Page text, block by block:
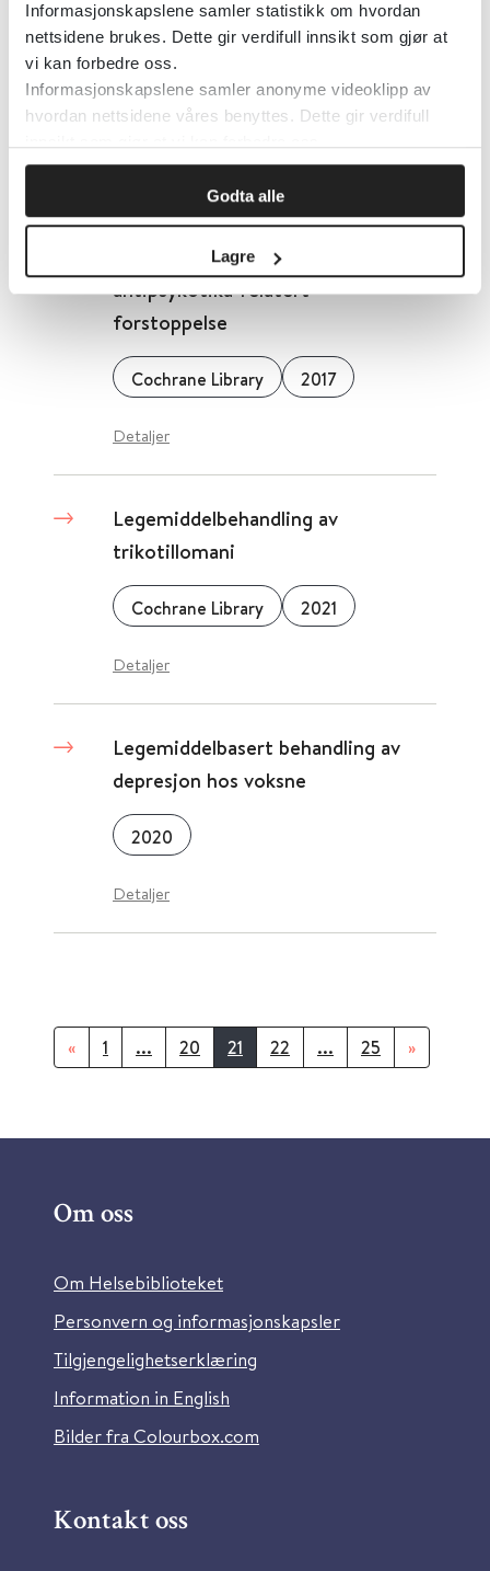
Informasjonskapslene samler statistikk om hvordan
nettsidene brukes. Dette gir verdifull innsikt som gjør at
vi kan forbedre oss.
Informasjonskapslene samler anonyme videoklipp av
hvordan nettsidene våres benyttes. Dette gir verdifull
Godta alle
Lagre
Legemiddelbehandling for delirium
hos terminalt syke voksne
2021
Legemiddelbehandling for
antipsykotika-relatert
forstoppelse
Cochrane Library 2017
Detaljer
Legemiddelbehandling av
trikotillomani
Cochrane Library 2021
Detaljer
Legemiddelbasert behandling av
depresjon hos voksne
2020
Detaljer
« 1 ... 20 21 22 ... 25 »
Om oss
Om Helsebiblioteket
Personvern og informasjonskapsler
Tilgjengelighetserklæring
Information in English
Bilder fra Colourbox.com
Kontakt oss